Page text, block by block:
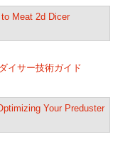
イサー技術ガイド